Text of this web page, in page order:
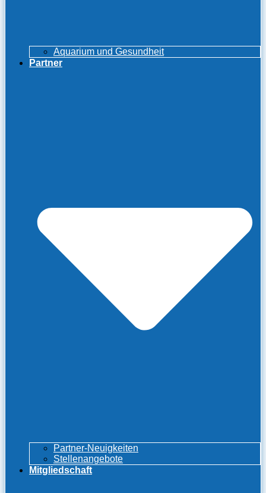
Aquarium und Gesundheit
Partner
Partner-Neuigkeiten
Stellenangebote
Mitgliedschaft